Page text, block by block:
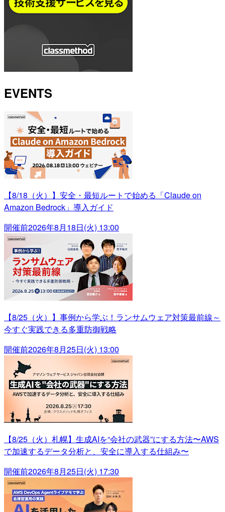
EVENTS
【8/18（火）】安全・最短ルートで始める「Claude on
Amazon Bedrock」導入ガイド
開催前2026年8月18日(火) 13:00
【8/25（火）】事例から学ぶ！ランサムウェア対策最前線～
今すぐ実践できる多重防御戦略
開催前2026年8月25日(火) 13:00
【8/25（火）札幌】生成AIを“会社の武器”にする方法〜AWS
で加速するデータ分析と、安全に導入する仕組み〜
開催前2026年8月25日(火) 17:30